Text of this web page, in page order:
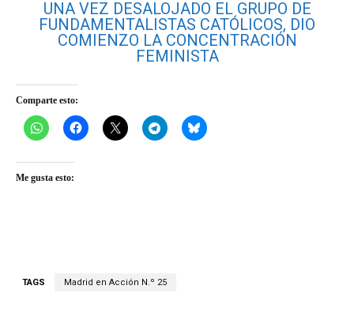
UNA VEZ DESALOJADO EL GRUPO DE
FUNDAMENTALISTAS CATÓLICOS, DIO
COMIENZO LA CONCENTRACIÓN
FEMINISTA
Comparte esto:
Me gusta esto:
TAGS Madrid en Acción N.º 25